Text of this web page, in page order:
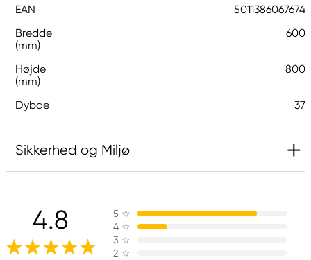
EAN
5011386067674
Bredde
(mm)
600
Højde
(mm)
800
Dybde 37
Sikkerhed og Miljø
Ansvarlig EU
Daler-Rowney
FILA S.p.A Via XXV
Aprile 5
4.8 5 ☆
4 ☆
3 ☆
2 ☆